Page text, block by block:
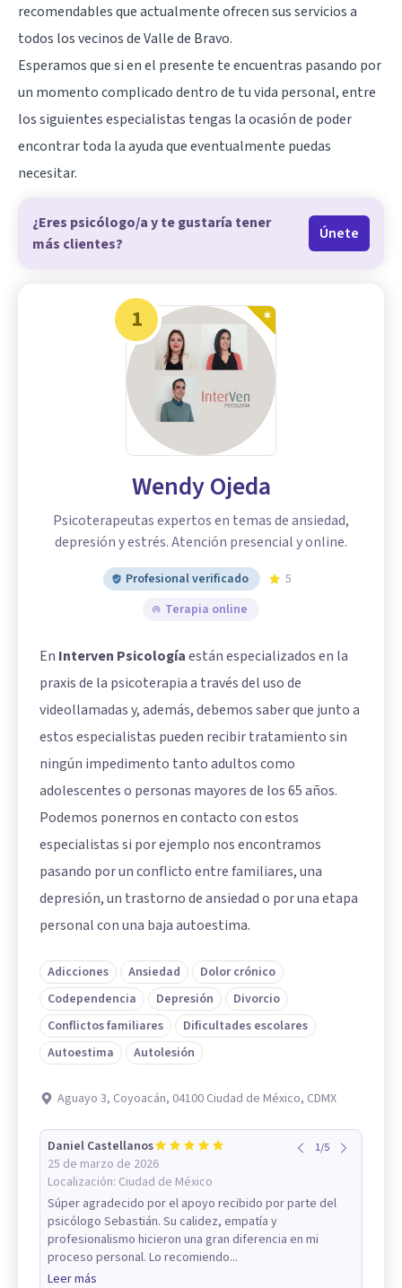
recomendables que actualmente ofrecen sus servicios a
todos los vecinos de Valle de Bravo.
Esperamos que si en el presente te encuentras pasando por
un momento complicado dentro de tu vida personal, entre
los siguientes especialistas tengas la ocasión de poder
encontrar toda la ayuda que eventualmente puedas
necesitar.
¿Eres psicólogo/a y te gustaría tener
más clientes?
Únete
1
Wendy Ojeda
Psicoterapeutas expertos en temas de ansiedad,
depresión y estrés. Atención presencial y online.
Profesional verificado
5
Terapia online
En Interven Psicologíaestán especializados en la
praxis de la psicoterapia a través del uso de
videollamadas y, además, debemos saber que junto a
estos especialistas pueden recibir tratamiento sin
ningún impedimento tanto adultos como
adolescentes o personas mayores de los 65 años.
Podemos ponernos en contacto con estos
especialistas si por ejemplo nos encontramos
pasando por un conflicto entre familiares, una
depresión, un trastorno de ansiedad o por una etapa
personal con una baja autoestima.
Adicciones Ansiedad
Dolor crónico
Codependencia
Depresión
Divorcio
Conflictos familiares
Dificultades escolares
Autoestima
Autolesión
Aguayo 3, Coyoacán, 04100 Ciudad de México, CDMX
Daniel Castellanos
25 de marzo de 2026
Localización: Ciudad de México
1/5
Súper agradecido por el apoyo recibido por parte del
psicólogo Sebastián. Su calidez, empatía y
profesionalismo hicieron una gran diferencia en mi
proceso personal. Lo recomiendo...
Leer más